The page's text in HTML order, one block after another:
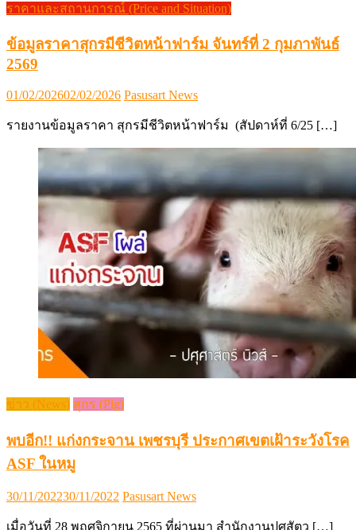
ราคาและสถานการณ์ (Price and Situation)
ข้อมูลราคาสุกรมีชีวิตหน้าฟาร์ม จันทร์ที่ 2 กุมภาพันธ์
2569
Posted
01/02/202602/02/2026 Author
Pasusart News
รายงานข้อมูลราคา สุกรมีชีวิตหน้าฟาร์ม (สัปดาห์ที่ 6/25 […]
ข่าว (News) สุกร (Pig)
พบอีก!! แก่งกระจาน เพชรบุรี ประกาศเขตเฝ้าระวังโรค
ASF ในหมู
Posted
30/11/202230/11/2022 Author
Pasusart News
เมื่อวันที่ 28 พฤศจิกายน 2565 ที่ผ่านมา สำนักงานปศุสัตว […]